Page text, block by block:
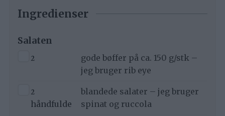
Ingredienser
Salaten
▢
2
gode bøffer på ca. 150 g/stk –
jeg bruger rib eye
▢
2
håndfulde
blandede salater – jeg bruger
spinat og ruccola